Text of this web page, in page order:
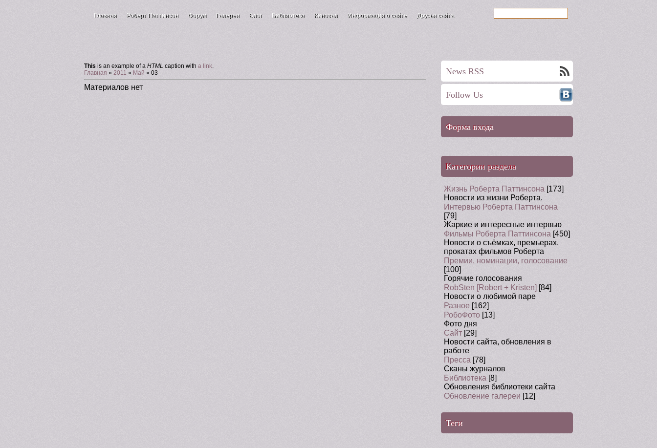
Главная Роберт Паттинсон Форум Галерея Блог Библиотека Кинозал Информация о сайте Друзья сайта
This is an example of a HTML caption with a link.
Главная » 2011 » Май » 03
Материалов нет
News RSS
Follow Us
Форма входа
Категории раздела
Жизнь Роберта Паттинсона [173]
Новости из жизни Роберта.
Интервью Роберта Паттинсона
[79]
Жаркие и интересные интервью
Фильмы Роберта Паттинсона [450]
Новости о съёмках, премьерах,
прокатах фильмов Роберта
Премии, номинации, голосование
[100]
Горячие голосования
RobSten [Robert + Kristen] [84]
Новости о любимой паре
Разное [162]
РобоФото [13]
Фото дня
Сайт [29]
Новости сайта, обновления в
работе
Пресса [78]
Сканы журналов
Библиотека [8]
Обновления библиотеки сайта
Обновление галереи [12]
Теги